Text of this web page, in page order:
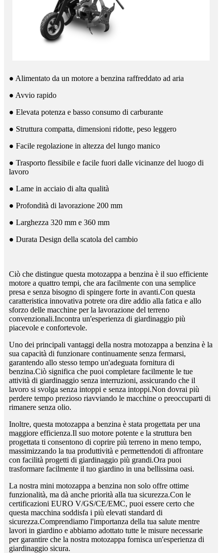
● Alimentato da un motore a benzina raffreddato ad aria
● Avvio rapido
● Elevata potenza e basso consumo di carburante
● Struttura compatta, dimensioni ridotte, peso leggero
● Facile regolazione in altezza del lungo manico
● Trasporto flessibile e facile fuori dalle vicinanze del luogo di
lavoro
● Lame in acciaio di alta qualità
● Profondità di lavorazione 200 mm
● Larghezza 320 mm e 360 ​​mm
● Durata Design della scatola del cambio
Ciò che distingue questa motozappa a benzina è il suo efficiente
motore a quattro tempi, che ara facilmente con una semplice
presa e senza bisogno di spingere forte in avanti.Con questa
caratteristica innovativa potrete ora dire addio alla fatica e allo
sforzo delle macchine per la lavorazione del terreno
convenzionali.Incontra un'esperienza di giardinaggio più
piacevole e confortevole.
Uno dei principali vantaggi della nostra motozappa a benzina è la
sua capacità di funzionare continuamente senza fermarsi,
garantendo allo stesso tempo un'adeguata fornitura di
benzina.Ciò significa che puoi completare facilmente le tue
attività di giardinaggio senza interruzioni, assicurando che il
lavoro si svolga senza intoppi e senza intoppi.Non dovrai più
perdere tempo prezioso riavviando le macchine o preoccuparti di
rimanere senza olio.
Inoltre, questa motozappa a benzina è stata progettata per una
maggiore efficienza.Il suo motore potente e la struttura ben
progettata ti consentono di coprire più terreno in meno tempo,
massimizzando la tua produttività e permettendoti di affrontare
con facilità progetti di giardinaggio più grandi.Ora puoi
trasformare facilmente il tuo giardino in una bellissima oasi.
La nostra mini motozappa a benzina non solo offre ottime
funzionalità, ma dà anche priorità alla tua sicurezza.Con le
certificazioni EURO V/GS/CE/EMC, puoi essere certo che
questa macchina soddisfa i più elevati standard di
sicurezza.Comprendiamo l'importanza della tua salute mentre
lavori in giardino e abbiamo adottato tutte le misure necessarie
per garantire che la nostra motozappa fornisca un'esperienza di
giardinaggio sicura.